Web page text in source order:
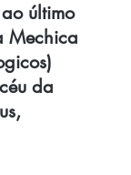
último
Mechica
da